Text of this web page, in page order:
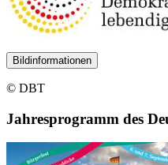
Bildinformationen
© DBT
Jahresprogramm des